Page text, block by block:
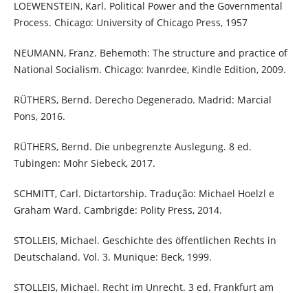
LOEWENSTEIN, Karl. Political Power and the Governmental
Process. Chicago: University of Chicago Press, 1957
NEUMANN, Franz. Behemoth: The structure and practice of
National Socialism. Chicago: Ivanrdee, Kindle Edition, 2009.
RÜTHERS, Bernd. Derecho Degenerado. Madrid: Marcial
Pons, 2016.
RÜTHERS, Bernd. Die unbegrenzte Auslegung. 8 ed.
Tubingen: Mohr Siebeck, 2017.
SCHMITT, Carl. Dictartorship. Tradução: Michael Hoelzl e
Graham Ward. Cambrigde: Polity Press, 2014.
STOLLEIS, Michael. Geschichte des öffentlichen Rechts in
Deutschaland. Vol. 3. Munique: Beck, 1999.
STOLLEIS, Michael. Recht im Unrecht. 3 ed. Frankfurt am